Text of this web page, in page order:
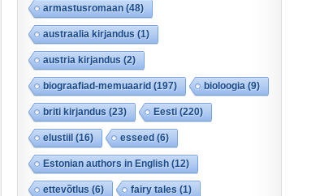
armastusromaan(48)
austraalia kirjandus(1)
austria kirjandus(2)
biograafiad-memuaarid(197) bioloogia (9)
briti kirjandus(23) Eesti(220)
elustiil(16) esseed(6)
Estonian authors in English(12)
ettevõtlus(6) fairy tales(1)